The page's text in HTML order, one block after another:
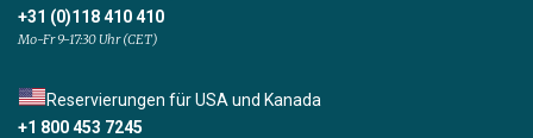
+31 (0)118 410 410
Mo-Fr 9-17:30 Uhr (CET)
Reservierungen für USA und Kanada
+1 800 453 7245